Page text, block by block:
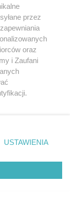
1986.
przez
oraz
i Zaufani
prywatności
zgody
takiemu
tylko
USTAWIENIA